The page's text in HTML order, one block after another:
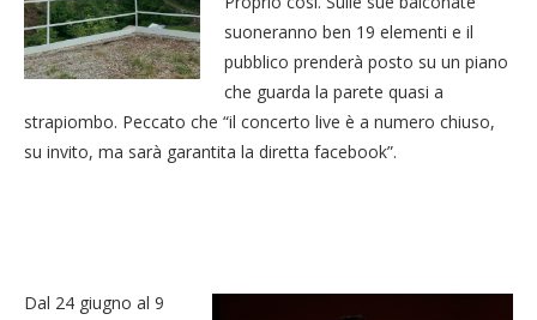
suoneranno ben 19 elementi e il
pubblico prenderà posto su un piano
che guarda la parete quasi a
strapiombo. Peccato che “il concerto live è a numero chiuso,
su invito, ma sarà garantita la diretta facebook”.
Dal 24 giugno al 9